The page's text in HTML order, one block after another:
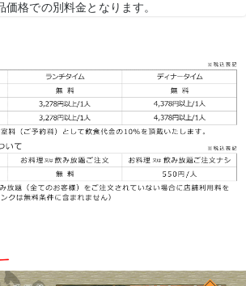
格での別料金となります。